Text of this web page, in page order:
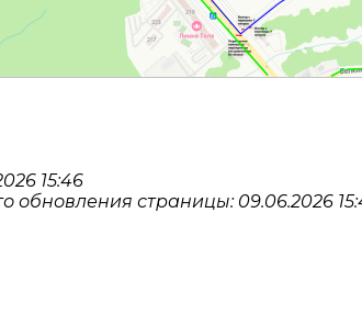
15:46
обновления страницы: 09.06.2026